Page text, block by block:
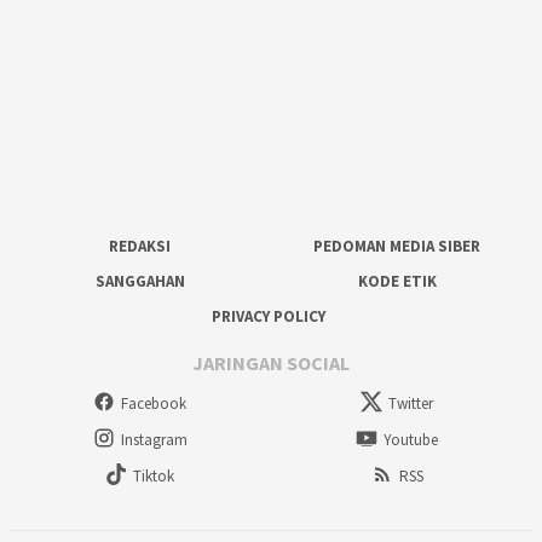
REDAKSI
PEDOMAN MEDIA SIBER
SANGGAHAN
KODE ETIK
PRIVACY POLICY
JARINGAN SOCIAL
Facebook
Twitter
Instagram
Youtube
Tiktok
RSS